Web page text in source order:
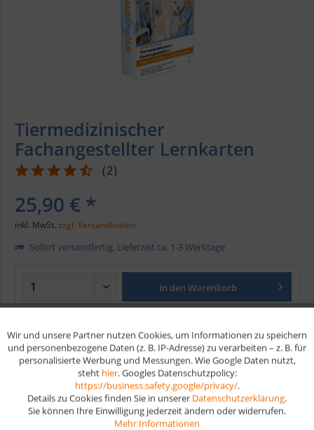
Tiermedizinischer
Fachangestellter Lernkarten
(2)
25,90 € *
inkl. MwSt. zzgl. Versandkosten
Sofort versandfertig, Lieferzeit ca. 1-3 Werktage
In den Warenkorb
Merken
Artikel-Nr.:
182
9783961591893
Vorteile
Funktionale Aktiv
Aktiv
Wir und unsere Partner nutzen Cookies, um Informationen zu speichern
und personenbezogene Daten (z. B. IP-Adresse) zu verarbeiten – z. B. für
personalisierte Werbung und Messungen. Wie Google Daten nutzt,
steht hier. Googles Datenschutzpolicy:
https://business.safety.google/privacy/.
Details zu Cookies finden Sie in unserer Datenschutzerklärung.
Sie können Ihre Einwilligung jederzeit ändern oder widerrufen.
Mehr Informationen